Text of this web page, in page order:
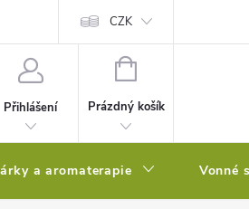
CZK
Přihlášení
NÁKUPNÍ
Prázdný košík
a aromaterapie Vonné